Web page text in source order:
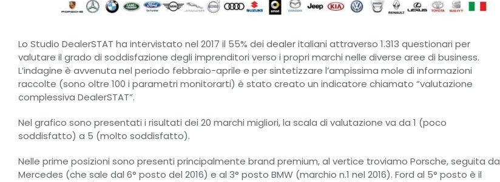
Lo Studio DealerSTAT ha intervistato nel 2017 il 55% dei dealer italiani attraverso 1.313 questionari per
valutare il grado di soddisfazione degli imprenditori verso i propri marchi nelle diverse aree di business.
L’indagine è avvenuta nel periodo febbraio-aprile e per sintetizzare l’ampissima mole di informazioni
raccolte (sono oltre 100 i parametri monitorarti) è stato creato un indicatore chiamato “valutazione
complessiva DealerSTAT”.
Nel grafico sono presentati i risultati dei 20 marchi migliori, la scala di valutazione va da 1 (poco
soddisfatto) a 5 (molto soddisfatto).
Nelle prime posizioni sono presenti principalmente brand premium, al vertice troviamo Porsche, seguita da
Mercedes (che sale dal 6° posto del 2016) e al 3° posto BMW (marchio n.1 nel 2016). Ford al 5° posto è il